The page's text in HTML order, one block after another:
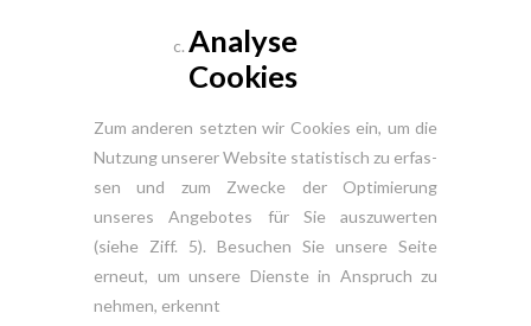
Analyse
Cookies
Zum anderen setzten wir Cookies ein, um die
Nutzung unserer Website statistisch zu erfas-
sen und zum Zwecke der Optimierung
unseres Angebotes für Sie auszuwerten
(siehe Ziff. 5). Besuchen Sie unsere Seite
erneut, um unsere Dienste in Anspruch zu
nehmen, erkennt